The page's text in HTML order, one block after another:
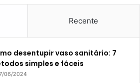
Recente
desentupir vaso sanitário: 7
simples e fáceis
06/2024